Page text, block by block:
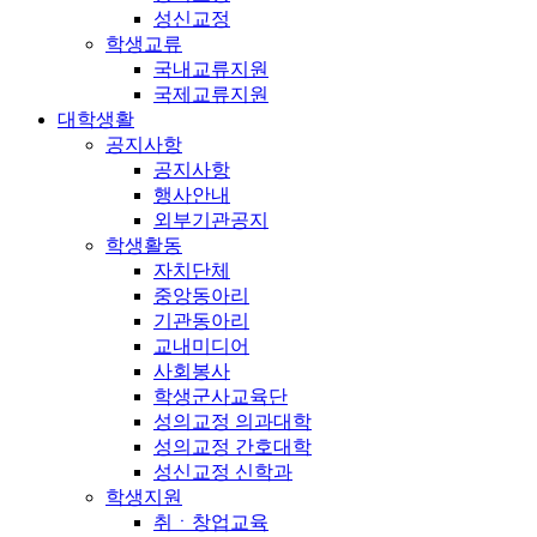
성신교정
학생교류
국내교류지원
국제교류지원
대학생활
공지사항
공지사항
행사안내
외부기관공지
학생활동
자치단체
중앙동아리
기관동아리
교내미디어
사회봉사
학생군사교육단
성의교정 의과대학
성의교정 간호대학
성신교정 신학과
학생지원
취ㆍ창업교육